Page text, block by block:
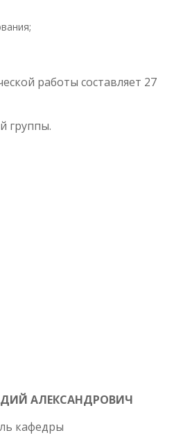
работы составляет 27
группы.
АЛЕКСАНДРОВИЧ
кафедры